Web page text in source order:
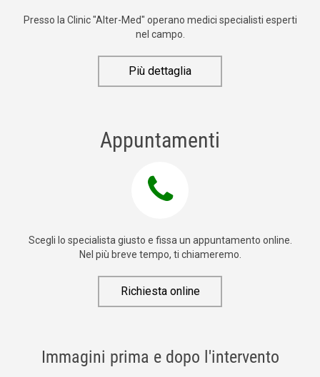
Presso la Clinic "Alter-Med" operano medici specialisti esperti
nel campo.
Più dettaglia
Appuntamenti
Scegli lo specialista giusto e fissa un appuntamento online.
Nel più breve tempo, ti chiameremo.
Richiesta online
Immagini prima e dopo l'intervento